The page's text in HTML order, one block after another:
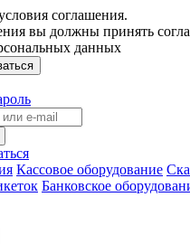
соглашения.
вы должны принять
данных
Кассовое оборудование
Банковское